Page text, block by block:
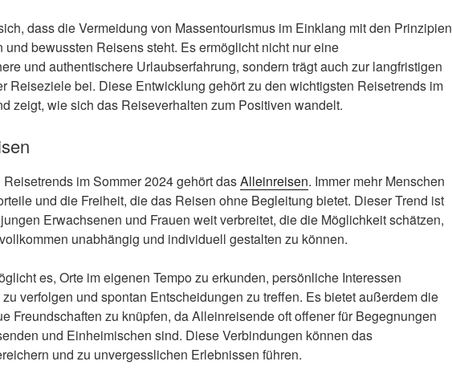
dass die Vermeidung von Massentourismus im Einklang mit den Prinzipien
und bewussten Reisens steht. Es ermöglicht nicht nur eine
und authentischere Urlaubserfahrung, sondern trägt auch zur langfristigen
Reiseziele bei. Diese Entwicklung gehört zu den wichtigsten Reisetrends im
zeigt, wie sich das Reiseverhalten zum Positiven wandelt.
im Sommer 2024 gehört dasAlleinreisen. Immer mehr Menschen
und die Freiheit, die das Reisen ohne Begleitung bietet. Dieser Trend ist
Erwachsenen und Frauen weit verbreitet, die die Möglichkeit schätzen,
unabhängig und individuell gestalten zu können.
es, Orte im eigenen Tempo zu erkunden, persönliche Interessen
verfolgen und spontan Entscheidungen zu treffen. Es bietet außerdem die
Freundschaften zu knüpfen, da Alleinreisende oft offener für Begegnungen
und Einheimischen sind. Diese Verbindungen können das
und zu unvergesslichen Erlebnissen führen.